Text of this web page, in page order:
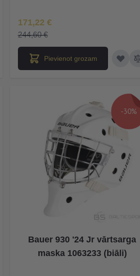
Īpaša Cena
171,22 €
244,60 €
Pievienot grozam
-30%
Bauer 930 '24 Jr vārtsarga
maska 1063233 (biāli)